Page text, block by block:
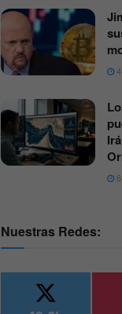
4
6
Nuestras Redes: